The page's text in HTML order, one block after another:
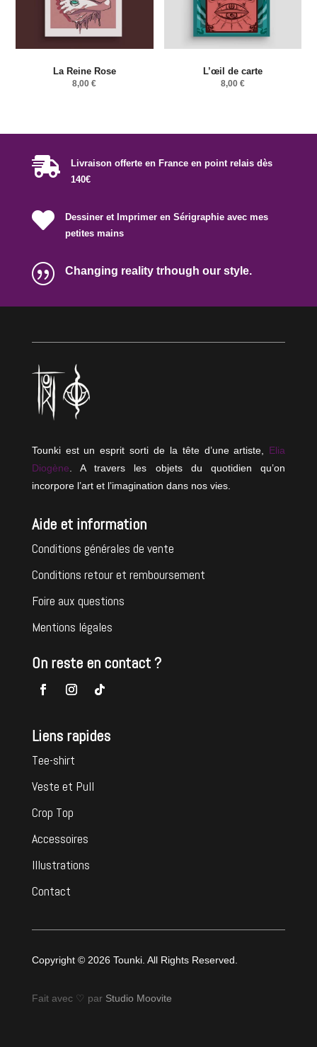
La Reine Rose
8,00€
L’œil de carte
8,00 €

Livraison offerte en France en point relais dès
140€

Dessiner et Imprimer en Sérigraphie avec mes
petites mains
| Changing reality trhough our style.
Tounki est un esprit sorti de la tête d’une artiste, Elia
Diogène . A travers les objets du quotidien qu’on
incorpore l’art et l’imagination dans nos vies.
Aide et information
Conditions générales de vente
Conditions retour et remboursement
Foire aux questions
Mentions légales
On reste en contact ?
Liens rapides
Tee-shirt
Veste et Pull
Crop Top
Accessoires
Illustrations
Contact
Copyright © 2026 Tounki. All Rights Reserved.
Fait avec ♡ par Studio Moovite